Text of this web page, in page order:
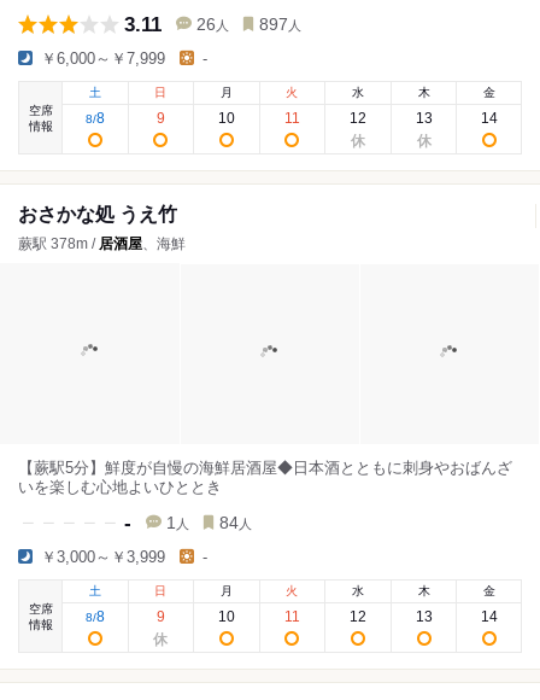
3.11 26 人 897 人
￥6,000～￥7,999 -
空席
情報
土
8/8
日
9
月
10
火
11
水
12
木
13
金
14
おさかな処 うえ竹
蕨駅 378m / 居酒屋、海鮮
【蕨駅5分】鮮度が自慢の海鮮居酒屋◆日本酒とともに刺身やおばんざ
いを楽しむ心地よいひととき
- 1 人 84 人
￥3,000～￥3,999 -
空席
情報
土
8/8
日
9
月
10
火
11
水
12
木
13
金
14